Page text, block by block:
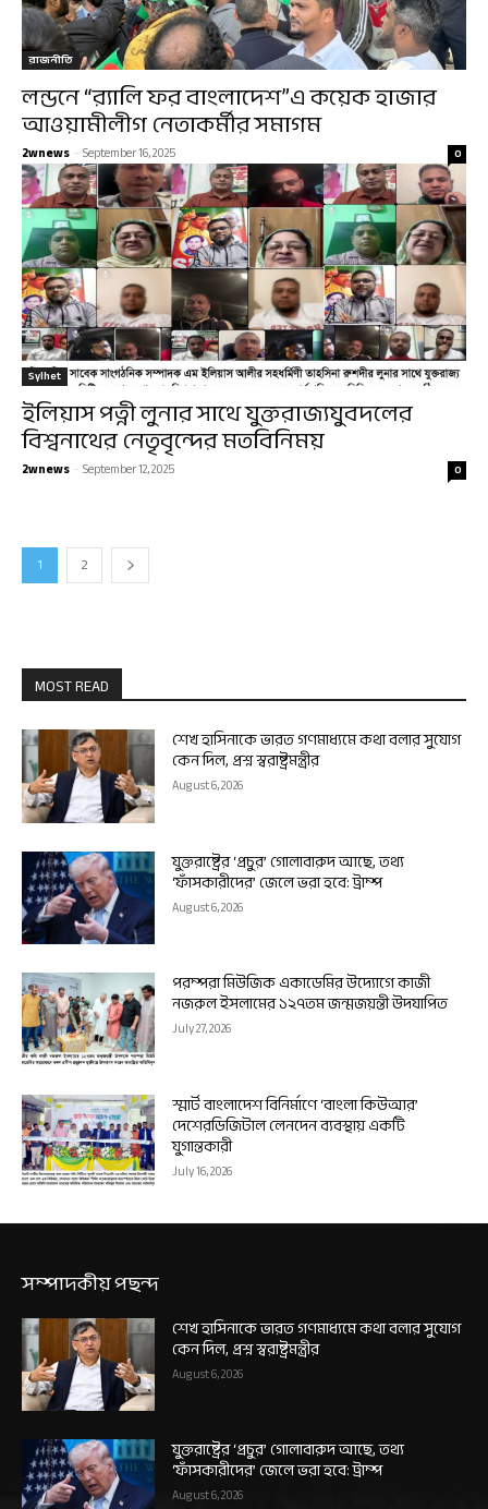
রাজনীতি
লন্ডনে “র‍্যালি ফর বাংলাদেশ”এ কয়েক হাজার
আওয়ামীলীগ নেতাকর্মীর সমাগম
2wnews -September 16, 2025 0
Sylhet
ইলিয়াস পত্নী লুনার সাথে যুক্তরাজ্যযুবদলের
বিশ্বনাথের নেতৃবৃন্দের মতবিনিময়
2wnews -September 12, 2025 0
1 2
MOST READ
শেখ হাসিনাকে ভারত গণমাধ্যমে কথা বলার সুযোগ
কেন দিল, প্রশ্ন স্বরাষ্ট্রমন্ত্রীর
August 6, 2026
যুক্তরাষ্ট্রের ‘প্রচুর’ গোলাবারুদ আছে, তথ্য
‘ফাঁসকারীদের’ জেলে ভরা হবে: ট্রাম্প
August 6, 2026
পরম্পরা মিউজিক একাডেমির উদ্যোগে কাজী
নজরুল ইসলামের ১২৭তম জন্মজয়ন্তী উদযাপিত
July 27, 2026
স্মার্ট বাংলাদেশ বিনির্মাণে ‘বাংলা কিউআর’
দেশেরডিজিটাল লেনদেন ব্যবস্থায় একটি
যুগান্তকারী
July 16, 2026
সম্পাদকীয় পছন্দ
শেখ হাসিনাকে ভারত গণমাধ্যমে কথা বলার সুযোগ
কেন দিল, প্রশ্ন স্বরাষ্ট্রমন্ত্রীর
August 6, 2026
যুক্তরাষ্ট্রের ‘প্রচুর’ গোলাবারুদ আছে, তথ্য
‘ফাঁসকারীদের’ জেলে ভরা হবে: ট্রাম্প
August 6, 2026